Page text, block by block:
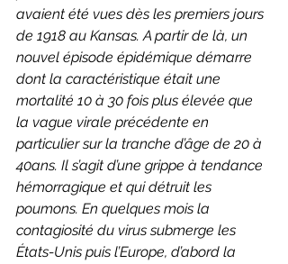
avaient été vues dès les premiers jours
de 1918 au Kansas. A partir de là, un
nouvel épisode épidémique démarre
dont la caractéristique était une
mortalité 10 à 30 fois plus élevée que
la vague virale précédente en
particulier sur la tranche d’âge de 20 à
40ans. Il s’agit d’une grippe à tendance
hémorragique et qui détruit les
poumons. En quelques mois la
contagiosité du virus submerge les
États-Unis puis l’Europe, d’abord la